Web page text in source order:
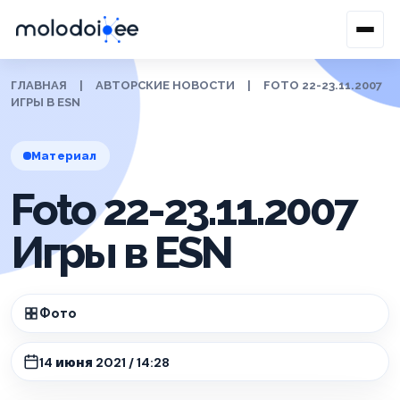
ГЛАВНАЯ АВТОРСКИЕ НОВОСТИ
FOTO 22-23.11.2007
ИГРЫ В ESN
Материал
Foto 22-23.11.2007
Игры в ESN
Фото
14 июня 2021 / 14:28